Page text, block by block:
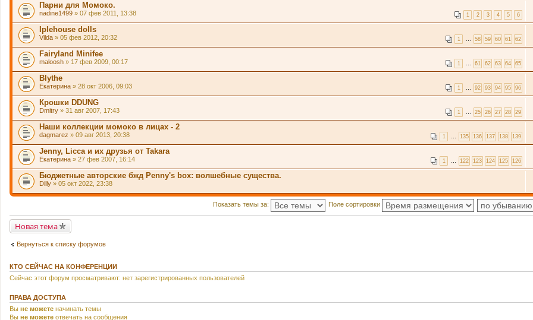
ж
и
о
п
р
о
с
.
Парни для Момоко.
1 2 3 4 5 6
nadine1499 » 07 фев 2011, 13:38
Iplehouse dolls
1 58 59 60 61 62
Vilda » 05 фев 2012, 20:32
Fairyland Minifee
1 61 62 63 64 65
maloosh » 17 фев 2009, 00:17
Blythe
1 92 93 94 95 96
Екатерина » 28 окт 2006, 09:03
Крошки DDUNG
1 25 26 27 28 29
Dmitry » 31 авг 2007, 17:43
Наши коллекции момоко в лицах - 2
1 135 136 137 138 139
dagmarez » 09 авг 2013, 20:38
Jenny, Licca и их друзья от Takara
1 122 123 124 125 126
Екатерина » 27 фев 2007, 16:14
Бюджетные авторские бжд Penny's box: волшебные существа.
Dilly » 05 окт 2022, 23:38
Показать темы за: Поле сортировки
Новая тема
Вернуться к списку форумов
КТО СЕЙЧАС НА КОНФЕРЕНЦИИ
Сейчас этот форум просматривают: нет зарегистрированных пользователей
ПРАВА ДОСТУПА
Вы не можете начинать темы
Вы не можете отвечать на сообщения